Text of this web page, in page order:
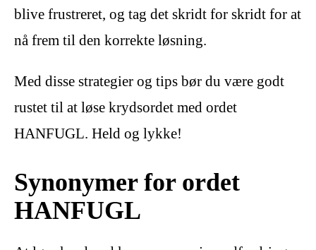
blive frustreret, og tag det skridt for skridt for at
nå frem til den korrekte løsning.
Med disse strategier og tips bør du være godt
rustet til at løse krydsordet med ordet
HANFUGL. Held og lykke!
Synonymer for ordet
HANFUGL